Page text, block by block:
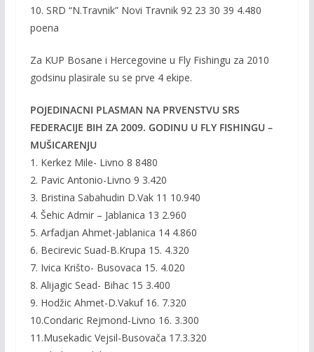
10. SRD “N.Travnik” Novi Travnik 92 23 30 39 4.480
poena
Za KUP Bosane i Hercegovine u Fly Fishingu za 2010
godsinu plasirale su se prve 4 ekipe.
POJEDINACNI PLASMAN NA PRVENSTVU SRS
FEDERACIJE BIH ZA 2009. GODINU U FLY FISHINGU –
MUŠICARENJU
1. Kerkez Mile- Livno 8 8480
2. Pavic Antonio-Livno 9 3.420
3. Bristina Sabahudin D.Vak 11 10.940
4. Šehic Admir – Jablanica 13 2.960
5. Arfadjan Ahmet-Jablanica 14 4.860
6. Becirevic Suad-B.Krupa 15. 4.320
7. Ivica Krišto- Busovaca 15. 4.020
8. Alijagic Sead- Bihac 15 3.400
9. Hodžic Ahmet-D.Vakuf 16. 7.320
10.Condaric Rejmond-Livno 16. 3.300
11.Musekadic Vejsil-Busovača 17.3.320